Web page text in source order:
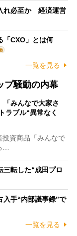
れ必至か 経済運営
「CXO」とは何
一覧を見る
プ騒動の内幕
「みんなで大家さ
ラブル“異常なく
資商品「みんなで
…
三転した“成田プロ
入手“内部議事録”で
一覧を見る